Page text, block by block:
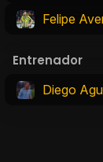
Felipe
Entrenador
Diego